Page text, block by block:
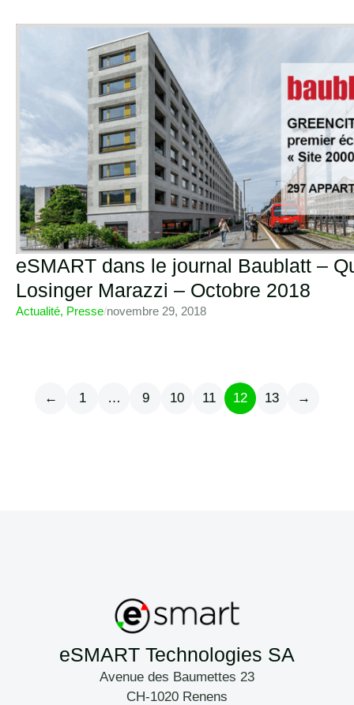
eSMART dans le journal Baublatt –
Losinger Marazzi – Octobre 2018
Actualité, Presse/novembre 29, 2018
← 1 … 9 10 11 12 13 →
eSMART Technologies SA
Avenue des Baumettes 23
CH-1020 Renens